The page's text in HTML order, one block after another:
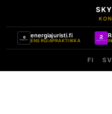
energiajuristi.fi
ENERGIAPRAKTIIKKA
FI SV